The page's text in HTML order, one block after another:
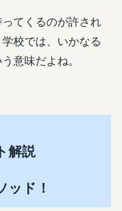
ってくるのが許され
校では、いかなる
意味だよね。
解説
ド！